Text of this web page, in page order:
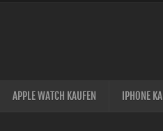
APPLE WATCH KAUFEN IPHONE